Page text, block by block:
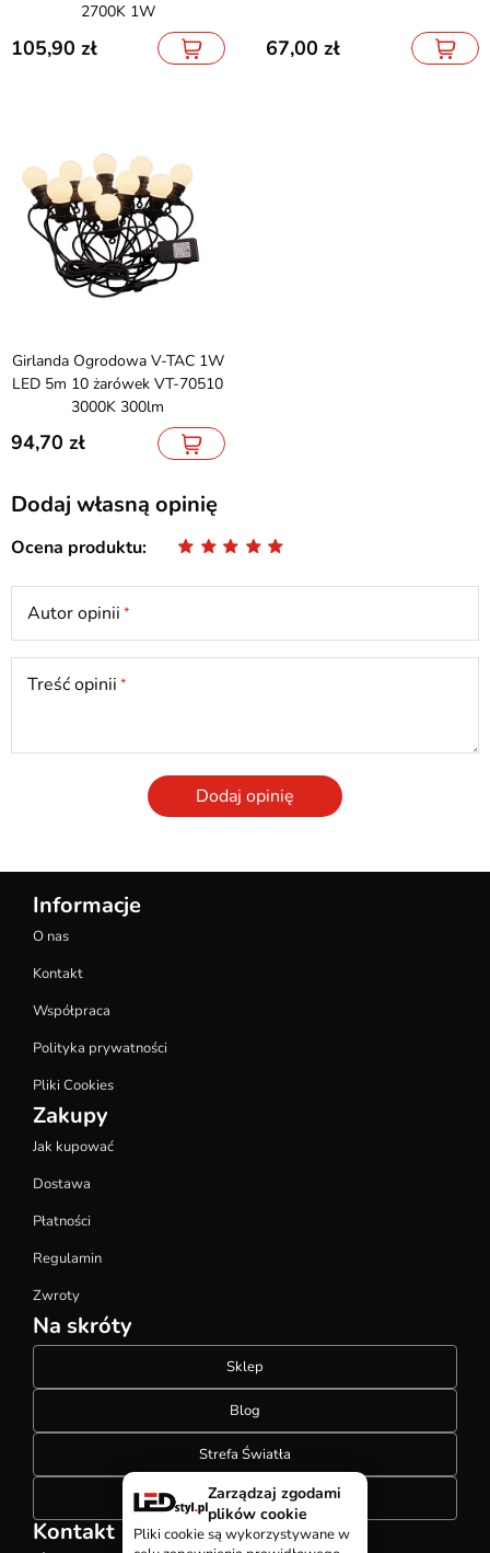
2700K 1W
105,90 67,00
Girlanda Ogrodowa V-TAC 1W
LED 5m 10 żarówek VT-70510
3000K 300lm
94,70
Dodaj własną opinię
Ocena produktu
Autor opinii
Treść opinii
Dodaj opinię
Informacje
O nas
Kontakt
Współpraca
Polityka prywatności
Pliki Cookies
Zakupy
Jak kupować
Dostawa
Płatności
Regulamin
Zwroty
Na skróty
Sklep
Blog
Strefa Światła
Konfigurator szynoprzewodów
Kontakt
Zarządzaj zgodami
plików cookie
Pliki cookie są wykorzystywane w